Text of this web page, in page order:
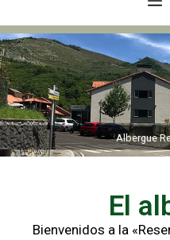
Albergue
El
Bienvenidos a la